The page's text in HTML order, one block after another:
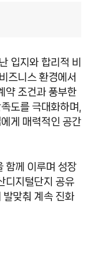
입지와 합리적 비
즈니스 환경에서
약 조건과 풍부한
도를 극대화하며,
게 매력적인 공간
함께 이루며 성장
디지털단지 공유
발맞춰 계속 진화